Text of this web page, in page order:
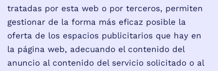
tratadas por esta web o por terceros, permiten
gestionar de la forma más eficaz posible la
oferta de los espacios publicitarios que hay en
la página web, adecuando el contenido del
anuncio al contenido del servicio solicitado o al